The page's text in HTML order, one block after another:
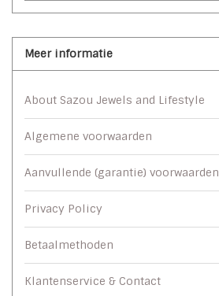
Meer informatie
About Sazou Jewels and Lifestyle
Algemene voorwaarden
Aanvullende (garantie) voorwaarden
Privacy Policy
Betaalmethoden
Klantenservice & Contact